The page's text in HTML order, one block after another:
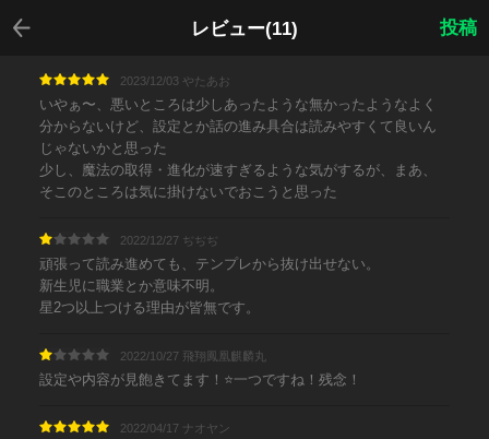
レビュー(11)
戻る
投稿
2023/12/03 やたあお
いやぁ〜、悪いところは少しあったような無かったようなよく
分からないけど、設定とか話の進み具合は読みやすくて良いん
じゃないかと思った
少し、魔法の取得・進化が速すぎるような気がするが、まあ、
そこのところは気に掛けないでおこうと思った
2022/12/27 ぢぢぢ
頑張って読み進めても、テンプレから抜け出せない。
新生児に職業とか意味不明。
星2つ以上つける理由が皆無です。
2022/10/27 飛翔鳳凰麒麟丸
設定や内容が見飽きてます！⭐一つですね！残念！
2022/04/17 ナオヤン